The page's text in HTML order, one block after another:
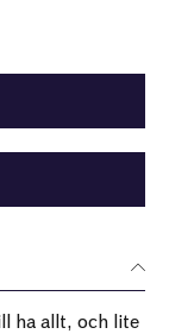
ha allt, och lite